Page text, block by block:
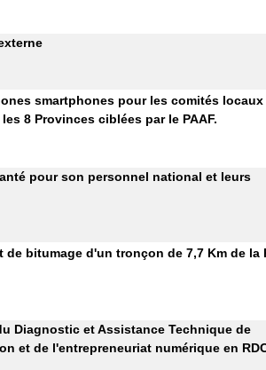
smartphones pour les comités locaux
8 Provinces ciblées par le PAAF.
pour son personnel national et leurs
de bitumage d'un tronçon de 7,7 Km de la
Diagnostic et Assistance Technique de
et de l'entrepreneuriat numérique en